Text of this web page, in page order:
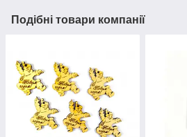
Подібні товари компанії